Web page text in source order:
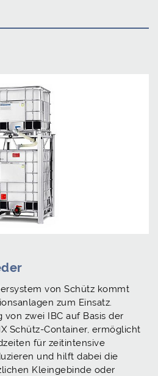
von Schütz kommt
zum Einsatz.
zwei IBC auf Basis der
Schütz-Container, ermöglicht
für zeitintensive
und hilft dabei die
Kleingebinde oder